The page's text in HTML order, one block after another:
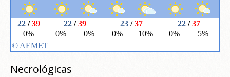
Necrológicas